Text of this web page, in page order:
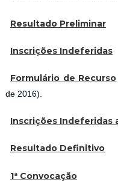
Resultado Preliminar
Inscrições Indeferidas
Formulário de Recurso
de 2016).
Inscrições Indeferidas
Resultado Definitivo
1ª Convocação